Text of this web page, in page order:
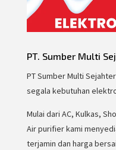
PT. Sumber Multi
PT Sumber Multi
segala kebutuhan
Mulai dari AC, Kulkas,
Air purifier kami
terjamin dan harga